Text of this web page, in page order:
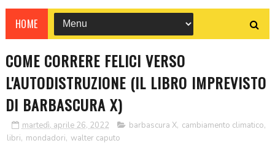
HOME
COME CORRERE FELICI VERSO
L'AUTODISTRUZIONE (IL LIBRO IMPREVISTO
DI BARBASCURA X)
martedì, aprile 26, 2022 barbascura X, cambiamento climatico,
libri, mondadori, walter caputo